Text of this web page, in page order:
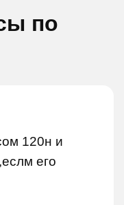
по
120н и
его